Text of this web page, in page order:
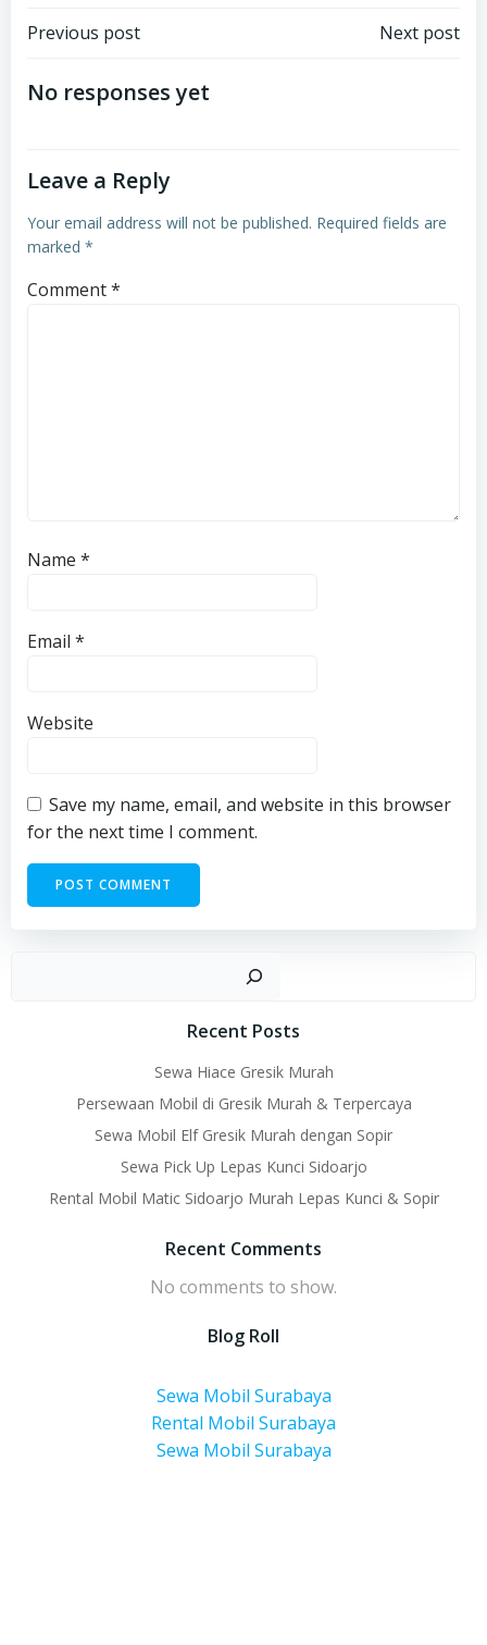
Post
navigation
Previous post Next post
No responses yet
Leave a Reply
Your email address will not be published. Required fields are
marked *
Comment*
Name *
Email *
Website
Save my name, email, and website in this browser
for the next time I comment.
Recent Posts
Sewa Hiace Gresik Murah
Persewaan Mobil di Gresik Murah & Terpercaya
Sewa Mobil Elf Gresik Murah dengan Sopir
Sewa Pick Up Lepas Kunci Sidoarjo
Rental Mobil Matic Sidoarjo Murah Lepas Kunci & Sopir
Recent Comments
No comments to show.
Blog Roll
Sewa Mobil Surabaya
Rental Mobil Surabaya
Sewa Mobil Surabaya